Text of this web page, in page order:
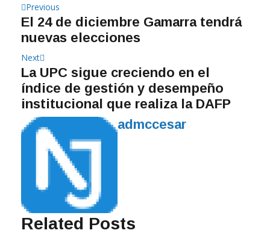
Navegación
de
entradas
Previous
post:
El 24 de diciembre Gamarra tendrá
nuevas elecciones
Next
post:
La UPC sigue creciendo en el
índice de gestión y desempeño
institucional que realiza la DAFP
admccesar
Related Posts